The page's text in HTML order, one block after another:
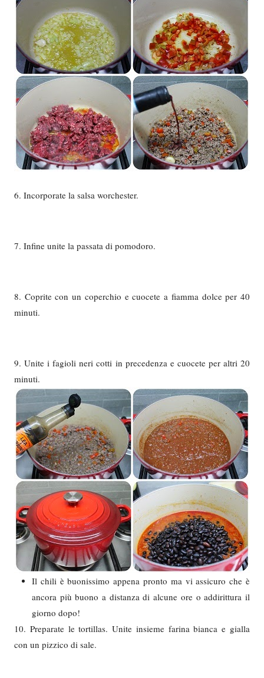
6. Incorporate la salsa worchester.
7. Infine unite la passata di pomodoro.
8. Coprite con un coperchio e cuocete a fiamma dolce per 40
minuti.
9. Unite i fagioli neri cotti in precedenza e cuocete per altri 20
minuti.
Il chili è buonissimo appena pronto ma vi assicuro che è
ancora più buono a distanza di alcune ore o addirittura il
giorno dopo!
10. Preparate le tortillas. Unite insieme farina bianca e gialla
con un pizzico di sale.